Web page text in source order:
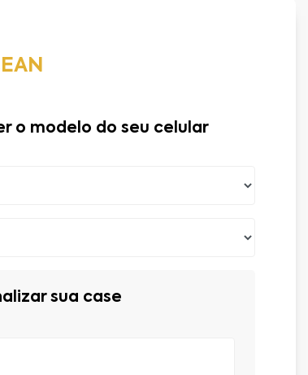
o modelo do seu celular
sua case